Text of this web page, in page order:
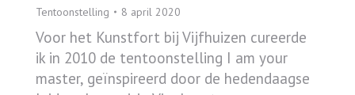
Tentoonstelling 8 april 2020
Voor het Kunstfort bij Vijfhuizen cureerde
ik in 2010 de tentoonstelling I am your
master, geïnspireerd door de hedendaagse